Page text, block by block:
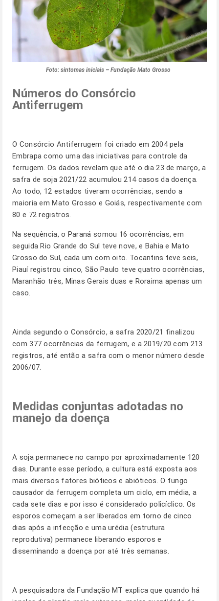
Foto: sintomas iniciais – Fundação Mato Grosso
Números do Consórcio
Antiferrugem
O Consórcio Antiferrugem foi criado em 2004 pela
Embrapa como uma das iniciativas para controle da
ferrugem. Os dados revelam que até o dia 23 de março, a
safra de soja 2021/22 acumulou 214 casos da doença.
Ao todo, 12 estados tiveram ocorrências, sendo a
maioria em Mato Grosso e Goiás, respectivamente com
80 e 72 registros.
Na sequência, o Paraná somou 16 ocorrências, em
seguida Rio Grande do Sul teve nove, e Bahia e Mato
Grosso do Sul, cada um com oito. Tocantins teve seis,
Piauí registrou cinco, São Paulo teve quatro ocorrências,
Maranhão três, Minas Gerais duas e Roraima apenas um
caso.
Ainda segundo o Consórcio, a safra 2020/21 finalizou
com 377 ocorrências da ferrugem, e a 2019/20 com 213
registros, até então a safra com o menor número desde
2006/07.
Medidas conjuntas adotadas no
manejo da doença
A soja permanece no campo por aproximadamente 120
dias. Durante esse período, a cultura está exposta aos
mais diversos fatores bióticos e abióticos. O fungo
causador da ferrugem completa um ciclo, em média, a
cada sete dias e por isso é considerado policíclico. Os
esporos começam a ser liberados em torno de cinco
dias após a infecção e uma urédia (estrutura
reprodutiva) permanece liberando esporos e
disseminando a doença por até três semanas.
A pesquisadora da Fundação MT explica que quando há